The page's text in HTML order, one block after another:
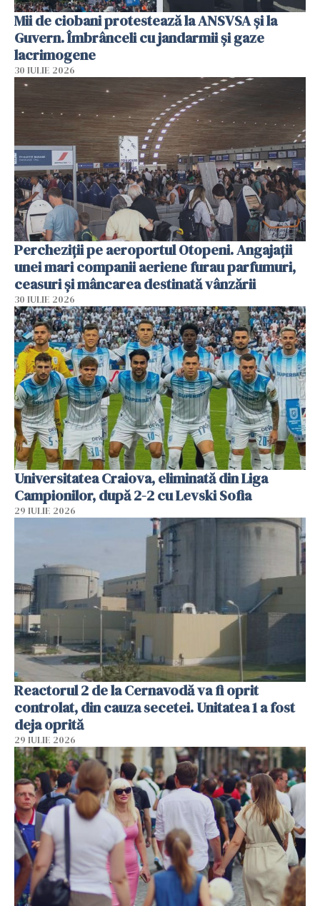
Mii de ciobani protestează la ANSVSA și la
Guvern. Îmbrânceli cu jandarmii și gaze
lacrimogene
30 IULIE 2026
Percheziții pe aeroportul Otopeni. Angajații
unei mari companii aeriene furau parfumuri,
ceasuri și mâncarea destinată vânzării
30 IULIE 2026
Universitatea Craiova, eliminată din Liga
Campionilor, după 2-2 cu Levski Sofia
29 IULIE 2026
Reactorul 2 de la Cernavodă va fi oprit
controlat, din cauza secetei. Unitatea 1 a fost
deja oprită
29 IULIE 2026